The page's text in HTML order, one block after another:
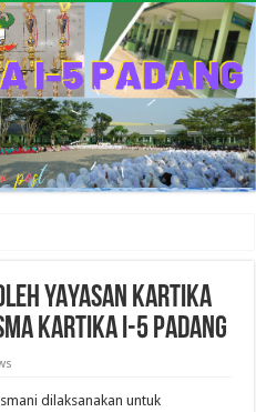
YAYASAN KARTIKA
KARTIKA I-5 PADANG
dilaksanakan untuk